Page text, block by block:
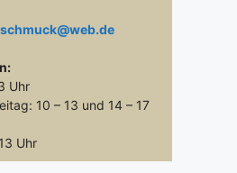
Uhr
10 – 13 und 14 – 17
Uhr